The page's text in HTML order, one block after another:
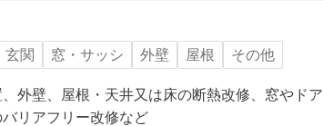
玄関 窓・サッシ 外壁 屋根
その他
外壁、屋根・天井又は床の断熱改修、窓やドア
リアフリー改修など